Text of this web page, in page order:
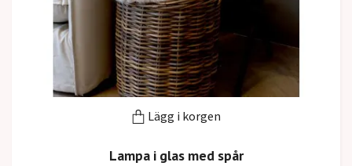
Lägg i korgen
Lampa i glas med spår